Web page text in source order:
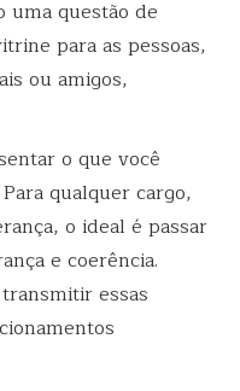
uma questão de
para as pessoas,
ou amigos,
o que você
qualquer cargo,
o ideal é passar
e coerência.
essas